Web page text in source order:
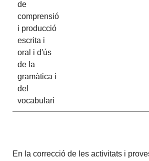
de
comprensió
i producció
escrita i
oral i d'ús
de la
gramàtica i
del
vocabulari
En la correcció de les activitats i